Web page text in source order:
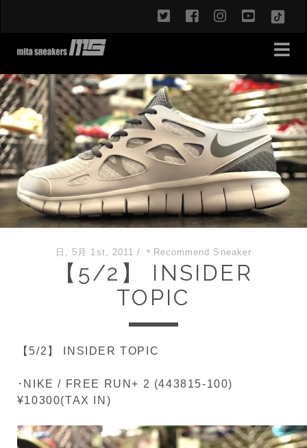
twitterfacebookinstagram
日, 5月 1st, 2011 / ＊Recommend Sneaker
【5/2】 INSIDER
TOPIC
【5/2】 INSIDER TOPIC
･NIKE / FREE RUN+ 2 (443815-100)
¥10300(TAX IN)